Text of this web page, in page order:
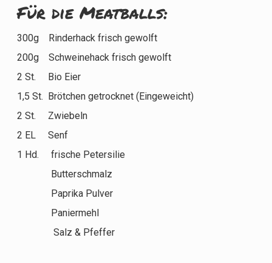
Für die Meatballs:
300g Rinderhack frisch gewolft
200g Schweinehack frisch gewolft
2 St. Bio Eier
1,5 St. Brötchen getrocknet (Eingeweicht)
2 St. Zwiebeln
2 EL Senf
1 Hd. frische Petersilie
Butterschmalz
Paprika Pulver
Paniermehl
Salz & Pfeffer